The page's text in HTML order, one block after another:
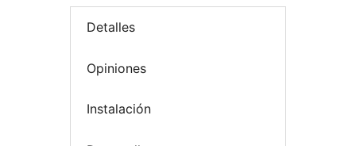
Detalles
Opiniones
Instalación